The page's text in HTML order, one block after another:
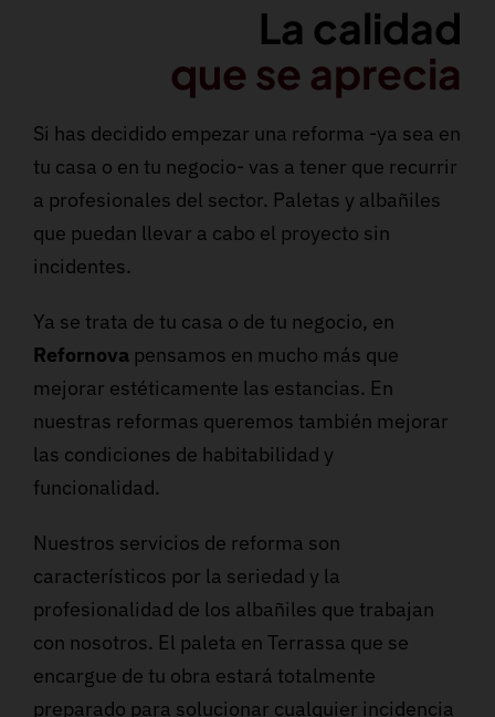
La calidad
que se aprecia
Si has decidido empezar una reforma -ya sea en
tu casa o en tu negocio- vas a tener que recurrir
a profesionales del sector. Paletas y albañiles
que puedan llevar a cabo el proyecto sin
incidentes.
Ya se trata de tu casa o de tu negocio, en
Refornovapensamos en mucho más que
mejorar estéticamente las estancias. En
nuestras reformas queremos también mejorar
las condiciones de habitabilidad y
funcionalidad.
Nuestros servicios de reforma son
característicos por la seriedad y la
profesionalidad de los albañiles que trabajan
con nosotros. El paleta en Terrassa que se
encargue de tu obra estará totalmente
preparado para solucionar cualquier incidencia